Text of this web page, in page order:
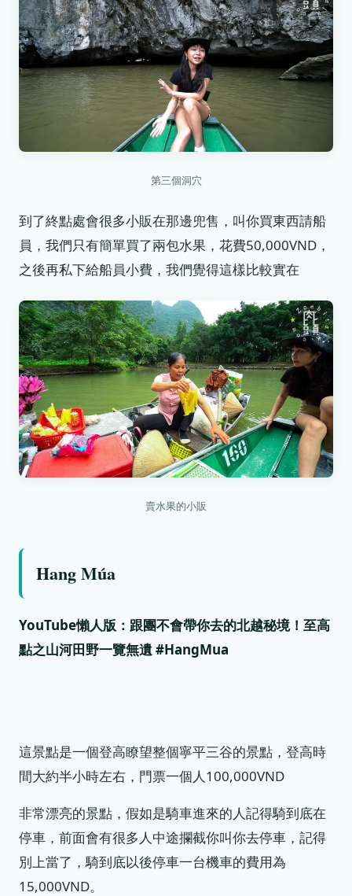
第三個洞穴
到了終點處會很多小販在那邊兜售，叫你買東西請船
員，我們只有簡單買了兩包水果，花費50,000VND，
之後再私下給船員小費，我們覺得這樣比較實在
賣水果的小販
Hang Múa
YouTube懶人版：跟團不會帶你去的北越秘境！至高
點之山河田野一覽無遺 #HangMua
這景點是一個登高瞭望整個寧平三谷的景點，登高時
間大約半小時左右，門票一個人100,000VND
非常漂亮的景點，假如是騎車進來的人記得騎到底在
停車，前面會有很多人中途攔截你叫你去停車，記得
別上當了，騎到底以後停車一台機車的費用為
15,000VND。